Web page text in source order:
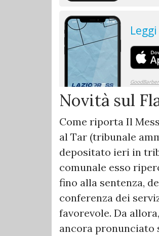
Novità sul
Come riporta Il
al Tar (tribunale
depositato ieri in
comunale esso
fino alla sentenza,
conferenza dei
favorevole. Da
ancora pronunciato